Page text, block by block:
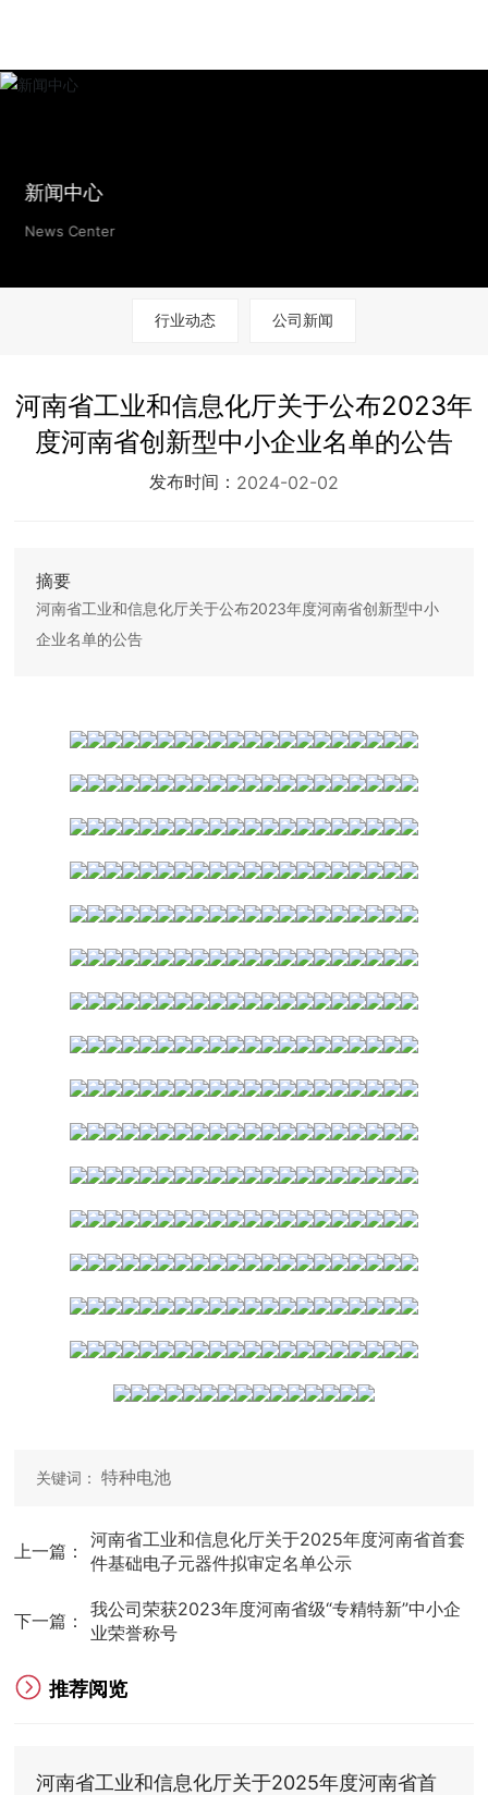
新闻中心
News Center
行业动态 公司新闻
河南省工业和信息化厅关于公布2023年
度河南省创新型中小企业名单的公告
发布时间： 2024-02-02
摘要
河南省工业和信息化厅关于公布2023年度河南省创新型中小
企业名单的公告
关键词： 特种电池
上一篇：
河南省工业和信息化厅关于2025年度河南省首套
件基础电子元器件拟审定名单公示
下一篇：
我公司荣获2023年度河南省级“专精特新”中小企
业荣誉称号
推荐阅览
河南省工业和信息化厅关于2025年度河南省首